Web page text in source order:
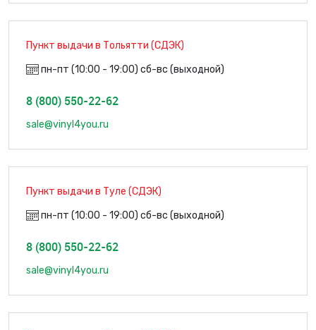
Пункт выдачи в Тольятти (СДЭК)
пн-пт (10:00 - 19:00) сб-вс (выходной)
8 (800) 550-22-62
sale@vinyl4you.ru
Пункт выдачи в Туле (СДЭК)
пн-пт (10:00 - 19:00) сб-вс (выходной)
8 (800) 550-22-62
sale@vinyl4you.ru